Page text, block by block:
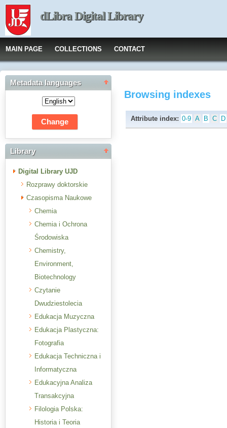
dLibra Digital Library
MAIN PAGE COLLECTIONS CONTACT
Metadata languages
Library
Digital Library UJD
Rozprawy doktorskie
Czasopisma Naukowe
Chemia
Chemia i Ochrona
Środowiska
Chemistry,
Environment,
Biotechnology
Czytanie
Dwudziestolecia
Edukacja Muzyczna
Edukacja Plastyczna:
Fotografia
Edukacja Techniczna i
Informatyczna
Edukacyjna Analiza
Transakcyjna
Filologia Polska:
Historia i Teoria
Browsing indexes
Attribute index: 0-9 A B C D